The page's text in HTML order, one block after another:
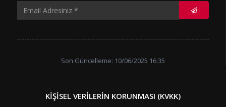
Son Güncelleme: 10/06/2025 16:35
KIŞISEL VERILERIN KORUNMASI (KVKK)